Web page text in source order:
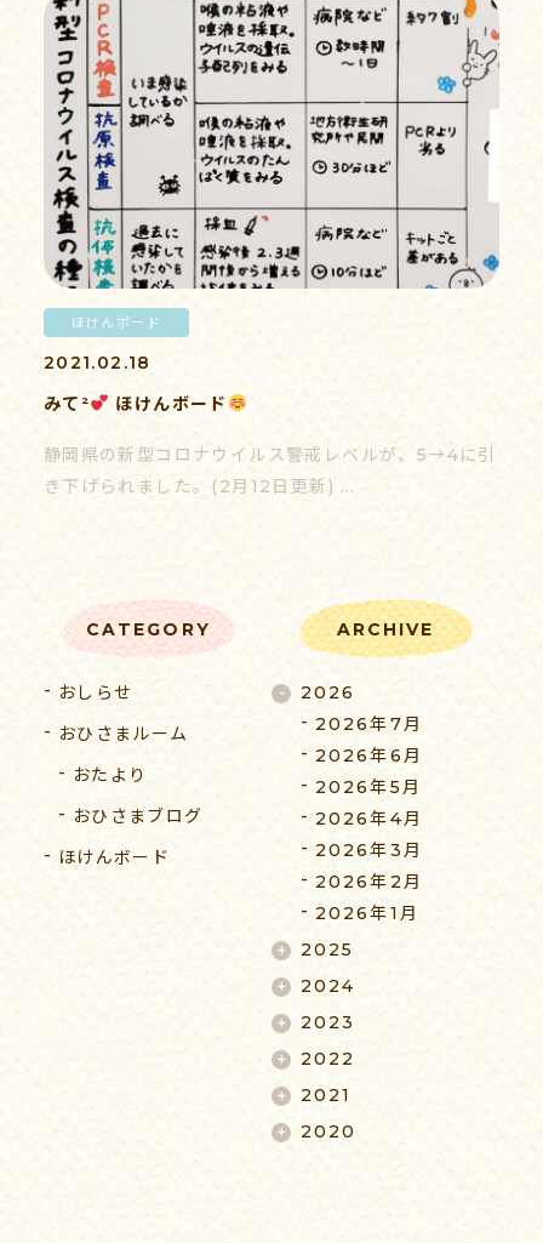
病後児保育 子育て支援
求人情報
情報公開
受付時間 9:00-17:00（平日）
ほけんボード
2021.02.18
みて²
ほけんボード
静岡県の新型コロナウイルス警戒レベルが、5→4に引
き下げられました。(2月12日更新) …
CATEGORY
おしらせ
おひさまルーム
おたより
おひさまブログ
ほけんボード
ARCHIVE
2026
2026年7月
2026年6月
2026年5月
2026年4月
2026年3月
2026年2月
2026年1月
2025
2024
2023
2022
2021
2020